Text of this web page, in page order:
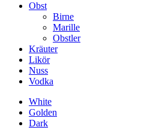
Obst
Birne
Marille
Obstler
Kräuter
Likör
Nuss
Vodka
White
Golden
Dark